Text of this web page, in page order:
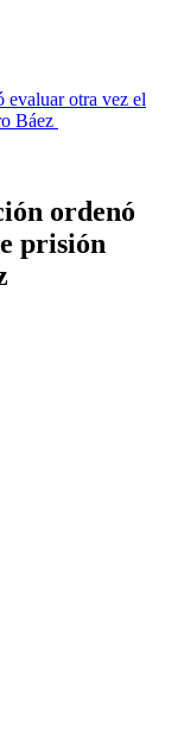
otra vez el
Báez
ordenó
prisión